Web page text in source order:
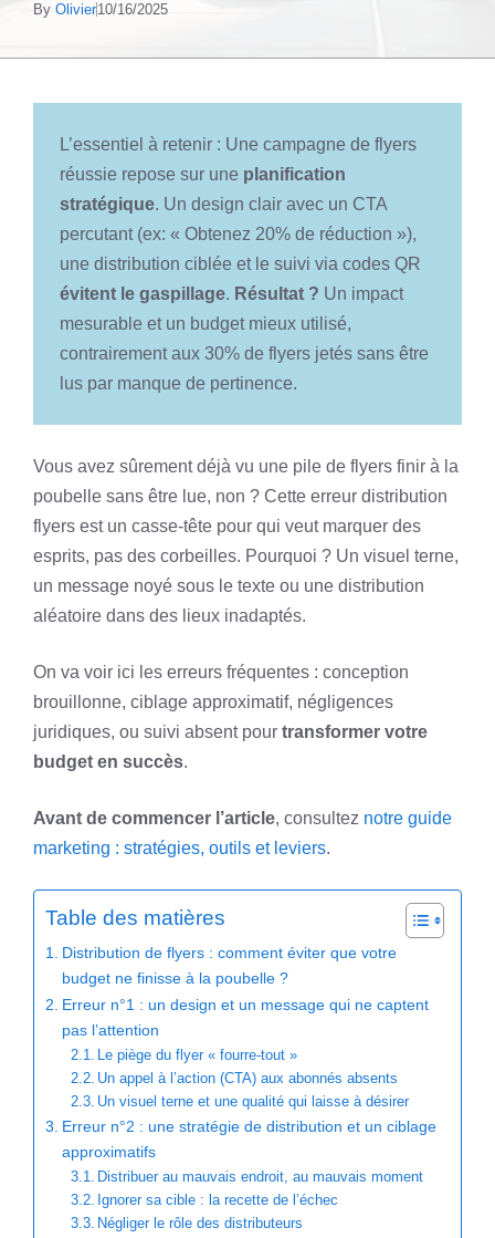
By Olivier10/16/2025
L’essentiel à retenir : Une campagne de flyers
réussie repose sur une planification
stratégique. Un design clair avec un CTA
percutant (ex: « Obtenez 20% de réduction »),
une distribution ciblée et le suivi via codes QR
évitent le gaspillage. Résultat ? Un impact
mesurable et un budget mieux utilisé,
contrairement aux 30% de flyers jetés sans être
lus par manque de pertinence.
Vous avez sûrement déjà vu une pile de flyers finir à la
poubelle sans être lue, non ? Cette erreur distribution
flyers est un casse-tête pour qui veut marquer des
esprits, pas des corbeilles. Pourquoi ? Un visuel terne,
un message noyé sous le texte ou une distribution
aléatoire dans des lieux inadaptés.
On va voir ici les erreurs fréquentes : conception
brouillonne, ciblage approximatif, négligences
juridiques, ou suivi absent pour transformer votre
budget en succès.
Avant de commencer l’article, consultez notre guide
marketing : stratégies, outils et leviers.
Table des matières
Distribution de flyers : comment éviter que votre
budget ne finisse à la poubelle ?
Erreur n°1 : un design et un message qui ne captent
pas l’attention
Le piège du flyer « fourre-tout »
Un appel à l’action (CTA) aux abonnés absents
Un visuel terne et une qualité qui laisse à désirer
Erreur n°2 : une stratégie de distribution et un ciblage
approximatifs
Distribuer au mauvais endroit, au mauvais moment
Ignorer sa cible : la recette de l’échec
Négliger le rôle des distributeurs